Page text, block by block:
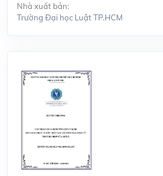
Nhà xuất bản:
Trường Đại học Luật TP.HCM